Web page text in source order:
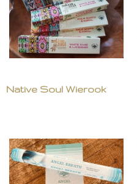
Native Soul Wierook